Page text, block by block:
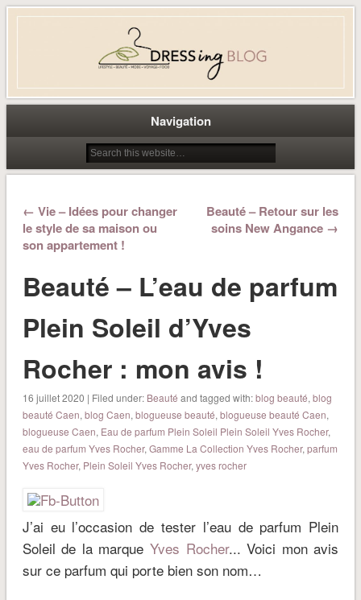
Dress-ing – Blog lifestyle beauté
mode à Caen
Navigation
← Vie – Idées pour changer
le style de sa maison ou
son appartement !
Beauté – Retour sur les
soins New Angance →
Beauté – L’eau de parfum
Plein Soleil d’Yves
Rocher : mon avis !
16 juillet 2020 | Filed under: Beauté and tagged with:blog beauté, blog
beauté Caen, blog Caen, blogueuse beauté, blogueuse beauté Caen,
blogueuse Caen, Eau de parfum Plein Soleil Plein Soleil Yves Rocher,
eau de parfum Yves Rocher, Gamme La Collection Yves Rocher, parfum
Yves Rocher, Plein Soleil Yves Rocher, yves rocher
J’ai eu l’occasion de tester l’eau de parfum Plein
Soleil de la marque Yves Rocher... Voici mon avis
sur ce parfum qui porte bien son nom…